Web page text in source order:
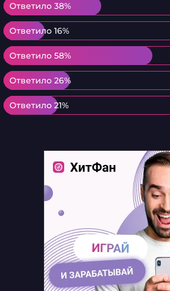
Ответило 38%
Ответило 38%
Ответило 16%
Ответило 16%
Ответило 58%
Ответило 58%
Ответило 26%
Ответило 26%
Ответило 21%
Ответило 21%